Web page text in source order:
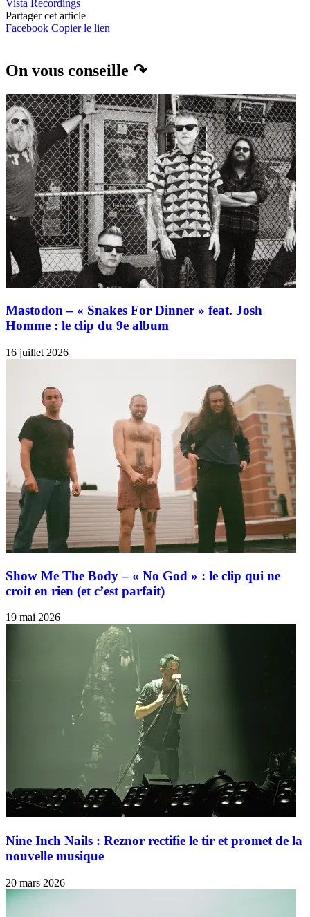
Vista Recordings
Partager cet article
Facebook Copier le lien
On vous conseille ↷
Mastodon – « Snakes For Dinner » feat. Josh
Homme : le clip du 9e album
16 juillet 2026
Show Me The Body – « No God » : le clip qui ne
croit en rien (et c’est parfait)
19 mai 2026
Nine Inch Nails : Reznor rectifie le tir et promet de la
nouvelle musique
20 mars 2026